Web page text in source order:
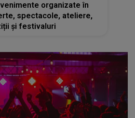
organizate în
spectacole, ateliere,
și festivaluri